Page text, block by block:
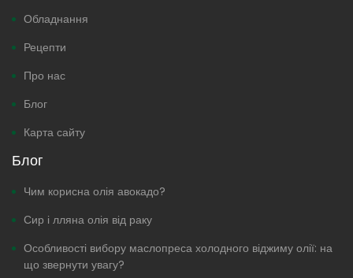
Обладнання
Рецепти
Про нас
Блог
Карта сайту
Блог
Чим корисна олія авокадо?
Сир і лляна олія від раку
Особливості вибору маслопреса холодного віджиму олії: на
що звернути увагу?